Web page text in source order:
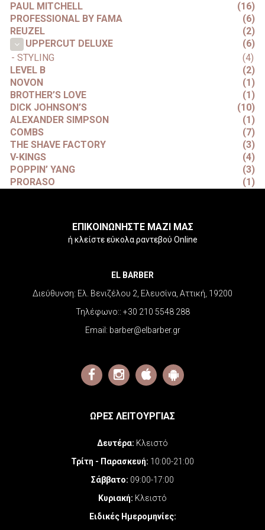
PAUL MITCHELL
(16)
PROFESSIONAL BY FAMA
(6)
REUZEL
(2)
UPPERCUT DELUXE
(6)
- STYLING
(4)
LEVEL B
(2)
NOVON
(1)
BROTHER’S LOVE
(1)
DICK JOHNSON’S
(10)
ALEXANDER SIMPSON
(1)
COMBS
(7)
THE SHAVE FACTORY
(3)
V-KINGS
(4)
POPPIN’ YANG
(3)
PRORASO
(1)
ΕΠΙΚΟΙΝΩΝΗΣΤΕ ΜΑΖΙ ΜΑΣ
ή κλείστε εύκολα ραντεβού Online
EL BARBER
Διεύθυνση: Ελ. Βενιζέλου 2, Ελευσίνα, Αττική, 19200
Τηλέφωνο:: +30 210 5548 288
Email: barber@elbarber.gr
ΩΡΕΣ ΛΕΙΤΟΥΡΓΙΑΣ
Δευτέρα: Κλειστό
Τρίτη - Παρασκευή: 10:00-21:00
Σάββατο: 09:00-17:00
Κυριακή: Κλειστό
Ειδικές Ημερομηνίες: